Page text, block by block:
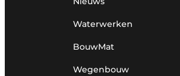
Waterwerken
BouwMat
Wegenbouw